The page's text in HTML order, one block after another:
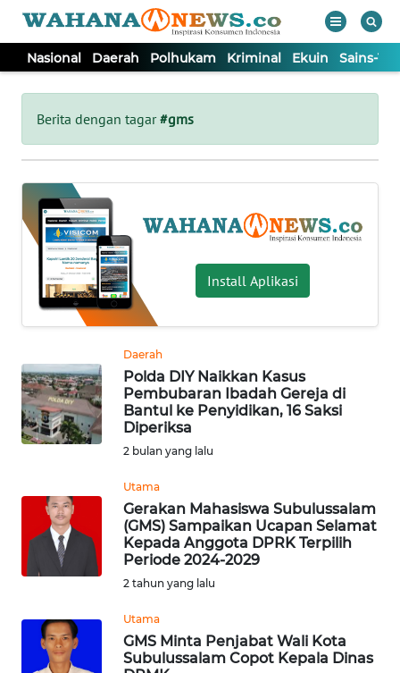
Nasional Daerah Polhukam Kriminal Ekuin Sains-
Berita dengan tagar#gms
Install Aplikasi
Daerah
Polda DIY Naikkan Kasus
Pembubaran Ibadah Gereja di
Bantul ke Penyidikan, 16 Saksi
Diperiksa
2 bulan yang lalu
Utama
Gerakan Mahasiswa Subulussalam
(GMS) Sampaikan Ucapan Selamat
Kepada Anggota DPRK Terpilih
Periode 2024-2029
2 tahun yang lalu
Utama
GMS Minta Penjabat Wali Kota
Subulussalam Copot Kepala Dinas
Tutup
NASIONAL
DAERAH
POLHUKAM
KRIMINAL
EKUIN
SAINS-TEKNO
INTERNASIONAL
SERBA-SERBI
OLAHRAGA